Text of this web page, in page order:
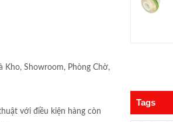
Kho, Showroom, Phòng Chờ,
với điều kiện hàng còn
Tags